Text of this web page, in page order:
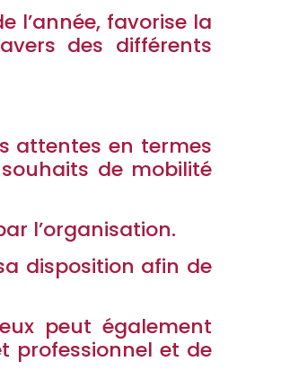
l’année, favorise la
des différents
attentes en termes
de mobilité
l’organisation.
disposition afin de
peut également
professionnel et de